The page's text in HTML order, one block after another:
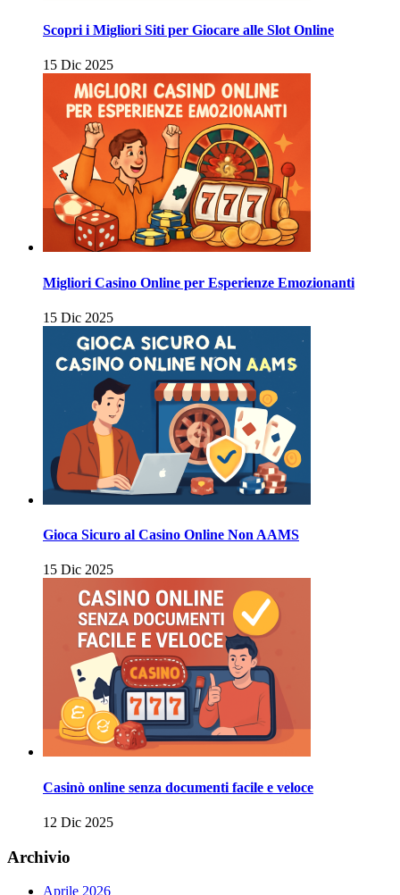
Scopri i Migliori Siti per Giocare alle Slot Online
15 Dic 2025
Migliori Casino Online per Esperienze Emozionanti
15 Dic 2025
Gioca Sicuro al Casino Online Non AAMS
15 Dic 2025
Casinò online senza documenti facile e veloce
12 Dic 2025
Archivio
Aprile 2026